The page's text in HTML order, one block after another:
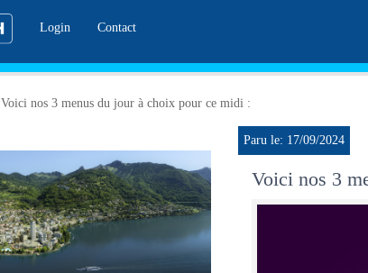
Login
Contact
Voici nos 3 menus du jour à choix pour ce midi :
Paru le: 17/09/2024
Voici nos 3